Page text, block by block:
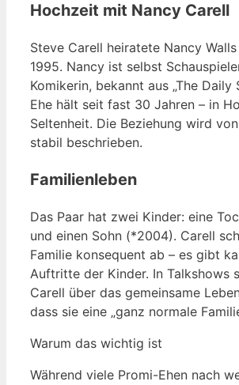
Hochzeit mit Nancy Carell
Steve Carell heiratete Nancy
1995. Nancy ist selbst
Komikerin, bekannt aus „The Daily
Ehe hält seit fast 30 Jahren – in
Seltenheit. Die Beziehung wird
stabil beschrieben.
Familienleben
Das Paar hat zwei Kinder: eine
und einen Sohn (*2004). Carell
Familie konsequent ab – es gibt
Auftritte der Kinder. In Talkshows
Carell über das gemeinsame
dass sie eine „ganz normale
Warum das wichtig ist
Während viele Promi-Ehen nach